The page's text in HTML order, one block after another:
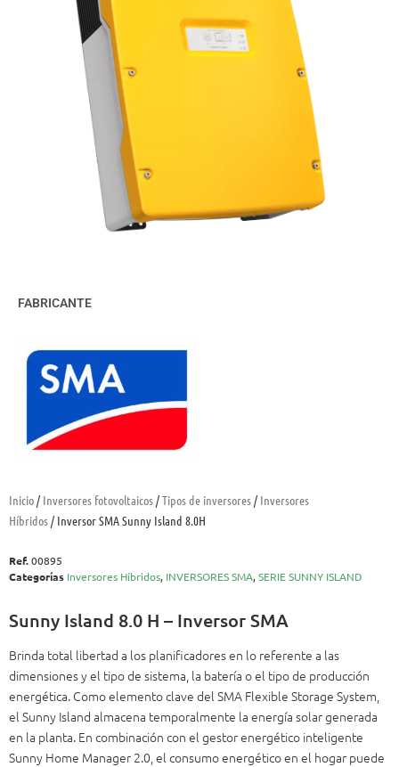
Inicio/ Inversores fotovoltaicos/Tipos de inversores/ Inversores
Híbridos/ Inversor SMA Sunny Island 8.0H
Ref.00895
Categorías Inversores Híbridos, INVERSORES SMA,SERIE SUNNY ISLAND
Sunny Island 8.0 H – Inversor SMA
Brinda total libertad a los planificadores en lo referente a las
dimensiones y el tipo de sistema, la batería o el tipo de producción
energética. Como elemento clave del SMA Flexible Storage System,
el Sunny Island almacena temporalmente la energía solar generada
en la planta. En combinación con el gestor energético inteligente
Sunny Home Manager 2.0, el consumo energético en el hogar puede
FABRICANTE